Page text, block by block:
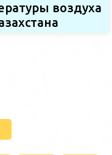
воздуха